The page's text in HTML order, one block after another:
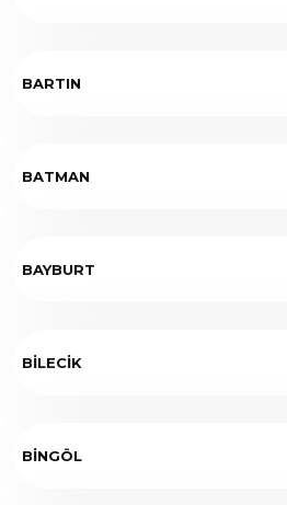
BARTIN
BATMAN
BAYBURT
BİLECİK
BİNGÖL